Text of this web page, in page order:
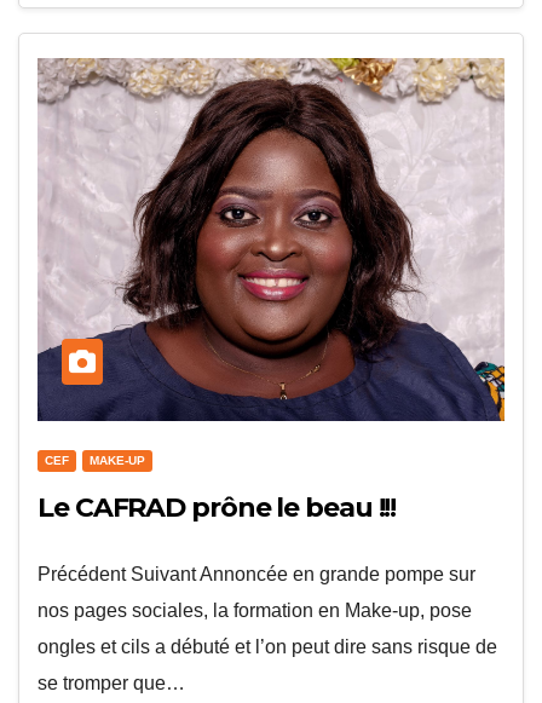
CEF MAKE-UP
Le CAFRAD prône le beau !!!
Précédent Suivant Annoncée en grande pompe sur
nos pages sociales, la formation en Make-up, pose
ongles et cils a débuté et l’on peut dire sans risque de
se tromper que…